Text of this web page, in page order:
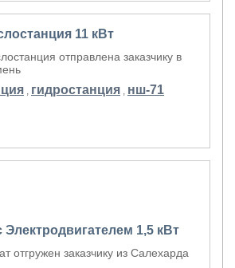
11 кВт
отправлена заказчику в
, гидростанция , нш-71
1,5 кВт
отгружен заказчику из Салехарда